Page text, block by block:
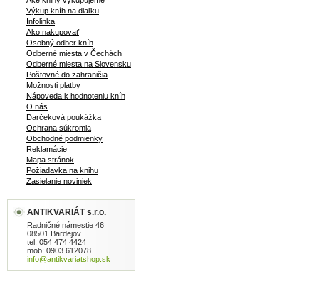
Výkup kníh na diaľku
Infolinka
Ako nakupovať
Osobný odber kníh
Odberné miesta v Čechách
Odberné miesta na Slovensku
Poštovné do zahraničia
Možnosti platby
Nápoveda k hodnoteniu kníh
O nás
Darčeková poukážka
Ochrana súkromia
Obchodné podmienky
Reklamácie
Mapa stránok
Požiadavka na knihu
Zasielanie noviniek
ANTIKVARIÁT s.r.o.
Radničné námestie 46
08501 Bardejov
tel: 054 474 4424
mob: 0903 612078
info@antikvariatshop.sk